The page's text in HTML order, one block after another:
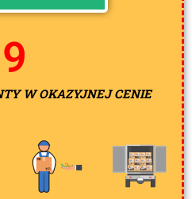
W OKAZYJNEJ CENIE
8